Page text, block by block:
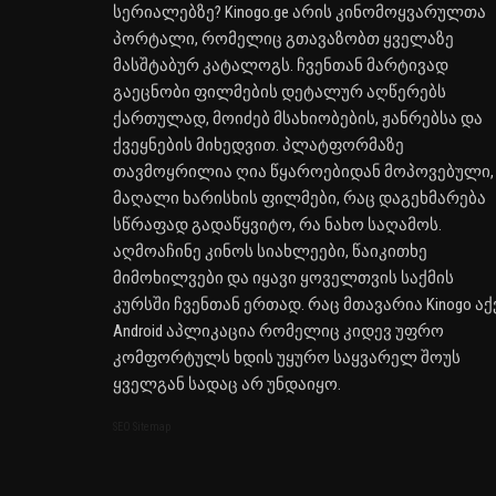
სერიალებზე? Kinogo.ge არის კინომოყვარულთა
პორტალი, რომელიც გთავაზობთ ყველაზე
მასშტაბურ კატალოგს. ჩვენთან მარტივად
გაეცნობი ფილმების დეტალურ აღწერებს
ქართულად, მოიძებ მსახიობების, ჟანრებსა და
ქვეყნების მიხედვით. პლატფორმაზე
თავმოყრილია ღია წყაროებიდან მოპოვებული,
მაღალი ხარისხის ფილმები, რაც დაგეხმარება
სწრაფად გადაწყვიტო, რა ნახო საღამოს.
აღმოაჩინე კინოს სიახლეები, წაიკითხე
მიმოხილვები და იყავი ყოველთვის საქმის
კურსში ჩვენთან ერთად. რაც მთავარია Kinogo
Android აპლიკაცია რომელიც კიდევ უფრო
კომფორტულს ხდის უყურო საყვარელ შოუს
ყველგან სადაც არ უნდაიყო.